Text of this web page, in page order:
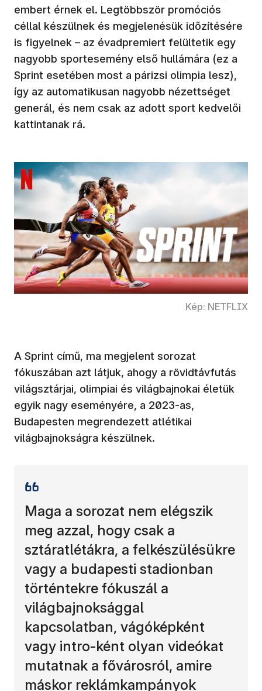
embert érnek el. Legtöbbször promóciós
céllal készülnek és megjelenésük időzítésére
is figyelnek – az évadpremiert felültetik egy
nagyobb sportesemény első hullámára (ez a
Sprint esetében most a párizsi olimpia lesz),
így az automatikusan nagyobb nézettséget
generál, és nem csak az adott sport kedvelői
kattintanak rá.
Kép: NETFLIX
A Sprint című, ma megjelent sorozat
fókuszában azt látjuk, ahogy a rövidtávfutás
világsztárjai, olimpiai és világbajnokai életük
egyik nagy eseményére, a 2023-as,
Budapesten megrendezett atlétikai
világbajnokságra készülnek.
Maga a sorozat nem elégszik
meg azzal, hogy csak a
sztáratlétákra, a felkészülésükre
vagy a budapesti stadionban
történtekre fókuszál a
világbajnoksággal
kapcsolatban, vágóképként
vagy intro-ként olyan videókat
mutatnak a fővárosról, amire
máskor reklámkampányok